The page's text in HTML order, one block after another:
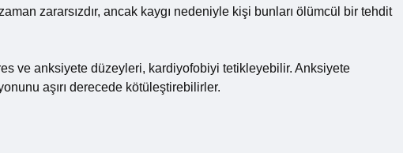
zararsızdır, ancak kaygı nedeniyle kişi bunları ölümcül bir tehdit
ve anksiyete düzeyleri, kardiyofobiyi tetikleyebilir. Anksiyete
aşırı derecede kötüleştirebilirler.